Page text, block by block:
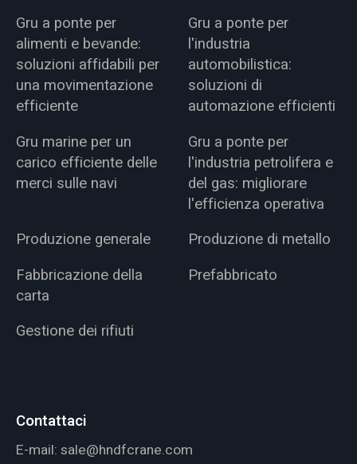
Gru a ponte per
alimenti e bevande:
soluzioni affidabili per
una movimentazione
efficiente
Gru a ponte per
l'industria
automobilistica:
soluzioni di
automazione efficienti
Gru marine per un
carico efficiente delle
merci sulle navi
Gru a ponte per
l'industria petrolifera e
del gas: migliorare
l'efficienza operativa
Produzione generale
Produzione di metallo
Fabbricazione della
carta
Prefabbricato
Gestione dei rifiuti
Contattaci
E-mail: sale@hndfcrane.com